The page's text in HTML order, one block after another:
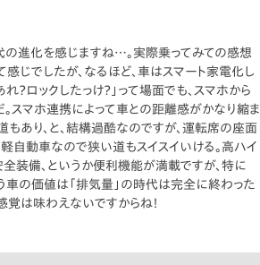
の進化を感じますね…。実際乗ってみての感想
じでしたが、なるほど、車はスマート家電化し
ロックしたっけ？」って場面でも、スマホから
スマホ連携によって車との距離感がかなり縮ま
もあり、と、結構過酷なのですが、運転席の座面
自動車なので狭い道もスイスイいける。高ハイ
装備、というか便利機能が満載ですが、特に
車の価値は「排気量」の時代は完全に終わった
覚は味わえないですからね！